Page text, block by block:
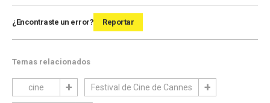
¿Encontraste un error? Reportar
Temas relacionados
cine Festival de Cine de Cannes